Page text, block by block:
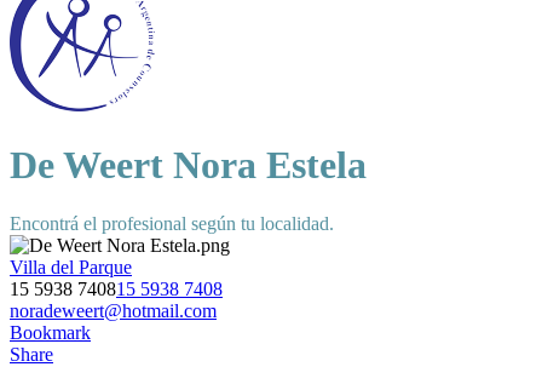
De Weert Nora Estela
Encontrá el profesional según tu localidad.
Villa del Parque
15 5938 740815 5938 7408
noradeweert@hotmail.com
Bookmark
Share